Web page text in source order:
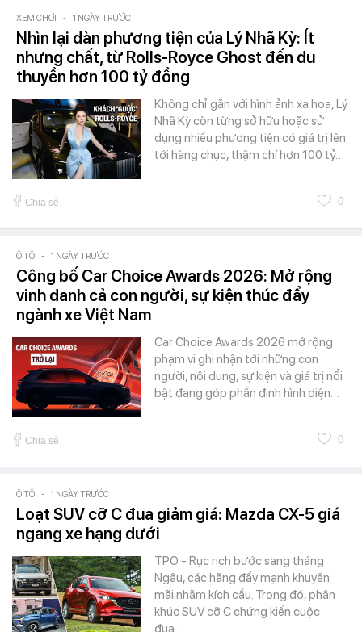
XEM CHƠI - 1 NGÀY TRƯỚC
Nhìn lại dàn phương tiện của Lý Nhã Kỳ: Ít
nhưng chất, từ Rolls-Royce Ghost đến du
thuyền hơn 100 tỷ đồng
Không chỉ gắn với hình ảnh xa hoa, Lý
Nhã Kỳ còn từng sở hữu hoặc sử
dụng nhiều phương tiện có giá trị lên
tới hàng chục, thậm chí hơn 100 tỷ…
Chia sẻ 0
Ô TÔ - 1 NGÀY TRƯỚC
Công bố Car Choice Awards 2026: Mở rộng
vinh danh cả con người, sự kiện thúc đẩy
ngành xe Việt Nam
Car Choice Awards 2026 mở rộng
phạm vi ghi nhận tới những con
người, nội dung, sự kiện và giá trị nổi
bật đang góp phần định hình diện…
Chia sẻ 0
Ô TÔ - 1 NGÀY TRƯỚC
Loạt SUV cỡ C đua giảm giá: Mazda CX-5 giá
ngang xe hạng dưới
TPO - Rục rịch bước sang tháng
Ngâu, các hãng đẩy mạnh khuyến
mãi nhằm kích cầu. Trong đó, phân
khúc SUV cỡ C chứng kiến cuộc
đua…